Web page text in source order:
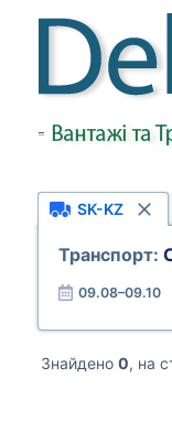
SK-KZ
Транспорт:
09.08–09.10
Знайдено 0, на